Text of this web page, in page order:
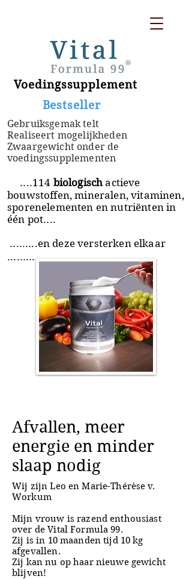
Voedingssupplement
​ Bestseller
Gebruiksgemak telt
Realiseert mogelijkheden
Zwaargewicht onder de
voedingssupplementen
....114 biologischactieve
bouwstoffen, mineralen, vitaminen,
sporenelementen en nutriënten in
één pot....
.........en deze versterken elkaar
.........
Afvallen, meer
energie en minder
slaap nodig
Wij zijn Leo en Marie-Thérèse v.
Workum
Mijn vrouw is razend enthousiast
over de Vital Formula 99.
Zij is in 10 maanden tijd 10 kg
afgevallen.
Zij kan nu op haar nieuwe gewicht
blijven!